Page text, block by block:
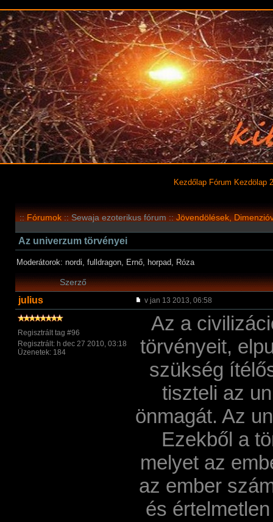
Kezdőlap Fórum Kezdölap
::Fórumok:: Sewaja ezoterikus fórum ::Jövendölések,
Az univerzum törvényei
Moderátorok: nordi, fulldragon, Ernő, horpad, Róza
Szerző
julius v jan 13 2013, 06:58
Regisztrált tag #96
Regisztrált: h dec 27 2010, 03:18
Üzenetek: 184
Az a
törvényeit,
szükség
tiszteli az
önmagát. Az
Ezekből a
melyet az
az ember
és